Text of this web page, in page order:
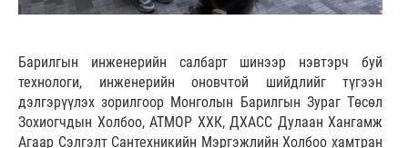
Барилгын инженерийн салбарт шинээр нэвтэрч буй
технологи, инженерийн оновчтой шийдлийг түгээн
дэлгэрүүлэх зорилгоор Монголын Барилгын Зураг Төсөл
Зохиогчдын Холбоо, АТМОР ХХК, ДХАСС Дулаан Хангамж
Агаар Сэлгэлт Cантехникийн Мэргэжлийн Холбоо хамтран